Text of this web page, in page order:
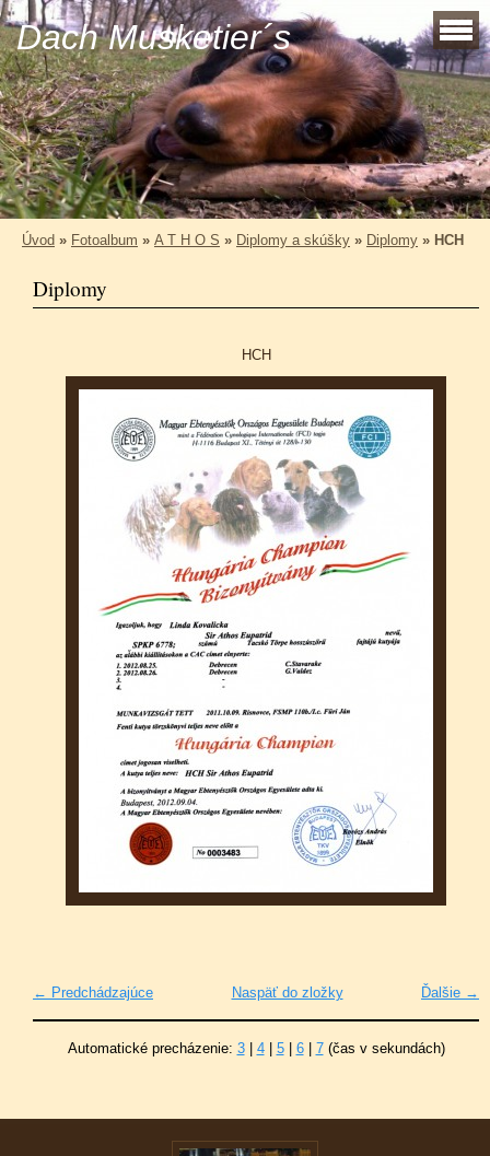
Dach Musketier´s
Úvod » Fotoalbum » A T H O S » Diplomy a skúšky » Diplomy » HCH
Diplomy
HCH
← Predchádzajúce Ďalšie →
Naspäť do zložky
Automatické precházenie: 3| 4| 5| 6| 7(čas v sekundách)